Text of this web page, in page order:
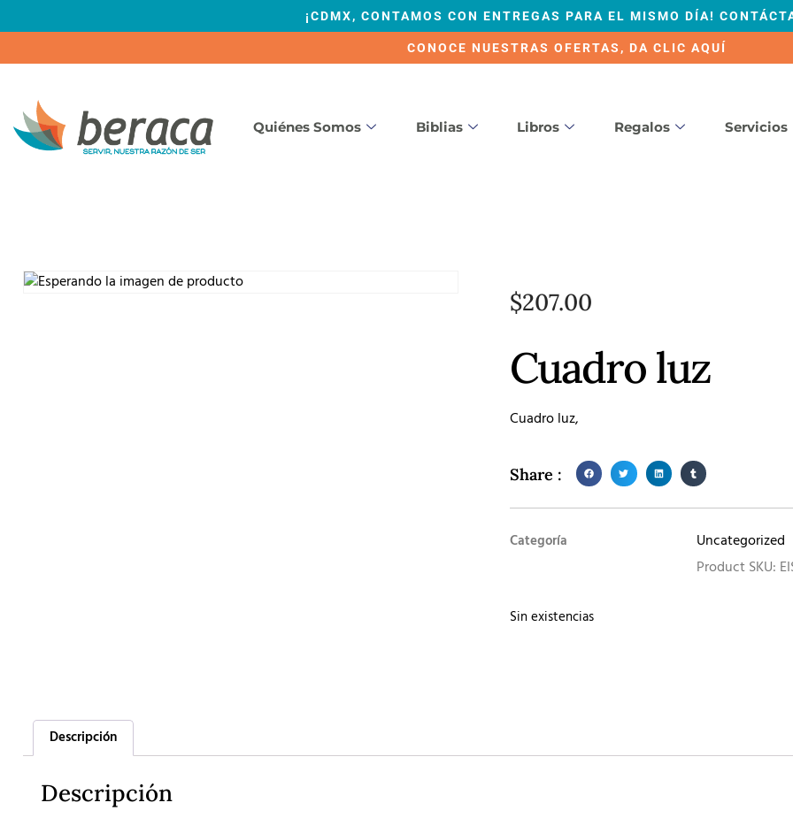
¡CDMX, CONTAMOS CON ENTREGAS PARA EL MISMO DÍA!
CONOCE NUESTRAS OFERTAS, DA CLIC AQUÍ
Quiénes Somos Biblias Libros Regalos Servicios
$207.00
Cuadro luz
Cuadro luz,
Share :
Categoría
Uncategorized
Product SKU:
Sin existencias
Descripción
Descripción